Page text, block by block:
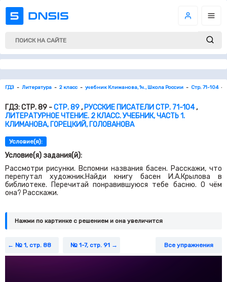
ГДЗ Литература 2 класс учебник Климанова, 1ч., Школа России Стр. 71-104
ГДЗ: СТР. 89 -СТР. 89, РУССКИЕ ПИСАТЕЛИ СТР. 71-104,
ЛИТЕРАТУРНОЕ ЧТЕНИЕ. 2 КЛАСС. УЧЕБНИК, ЧАСТЬ 1.
КЛИМАНОВА, ГОРЕЦКИЙ, ГОЛОВАНОВА
Условие(я):
Условие(я) задания(й):
Рассмотри рисунки. Вспомни названия басен. Расскажи, что
перепутал художник.Найди книгу басен И.А.Крылова в
библиотеке. Перечитай понравившуюся тебе басню. О чём
она? Расскажи.
Нажми по картинке c решением и она увеличится
№ 1, стр. 88 № 1-7, стр. 91 Все упражнения